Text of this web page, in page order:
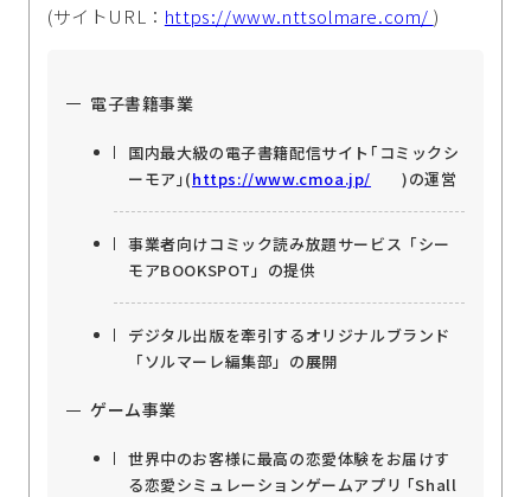
(サイトURL： https://www.nttsolmare.com/ )
電子書籍事業
国内最大級の電子書籍配信サイト｢コミックシ
ーモア｣(https://www.cmoa.jp/ )の運営
事業者向けコミック読み放題サービス「シー
モアBOOKSPOT」の提供
デジタル出版を牽引するオリジナルブランド
「ソルマーレ編集部」の展開
ゲーム事業
世界中のお客様に最高の恋愛体験をお届けす
る恋愛シミュレーションゲームアプリ ｢Shall